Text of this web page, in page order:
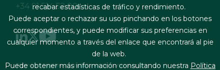
+34 91 514 52 00
Términos legales y condiciones de contratación
recabar estadísticas de tráfico y rendimiento.
Puede aceptar o rechazar su uso pinchando en los botones
correspondientes, y puede modificar sus preferencias en
cualquier momento a través del enlace que encontrará al pie
de la web.
Puede obtener más información consultando nuestra Política